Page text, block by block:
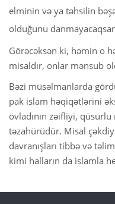
elminin və ya təhsilin
olduğunu
Görəcəksən ki, həmin o
misaldır, onlar mənsub
Bəzi müsəlmanlarda
pak islam həqiqətlərini
övladının zəifliyi,
təzahürüdür. Misal
davranışları tibbə və
kimi halların da islamla